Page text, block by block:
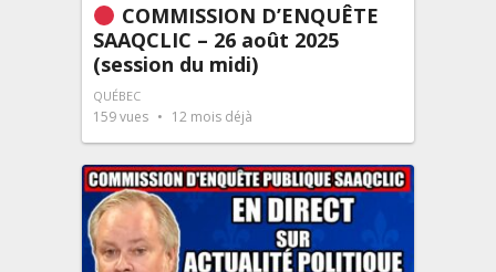
COMMISSION D’ENQUÊTE
SAAQCLIC – 26 août 2025
(session du midi)
QUÉBEC
159vues 12 mois déjà